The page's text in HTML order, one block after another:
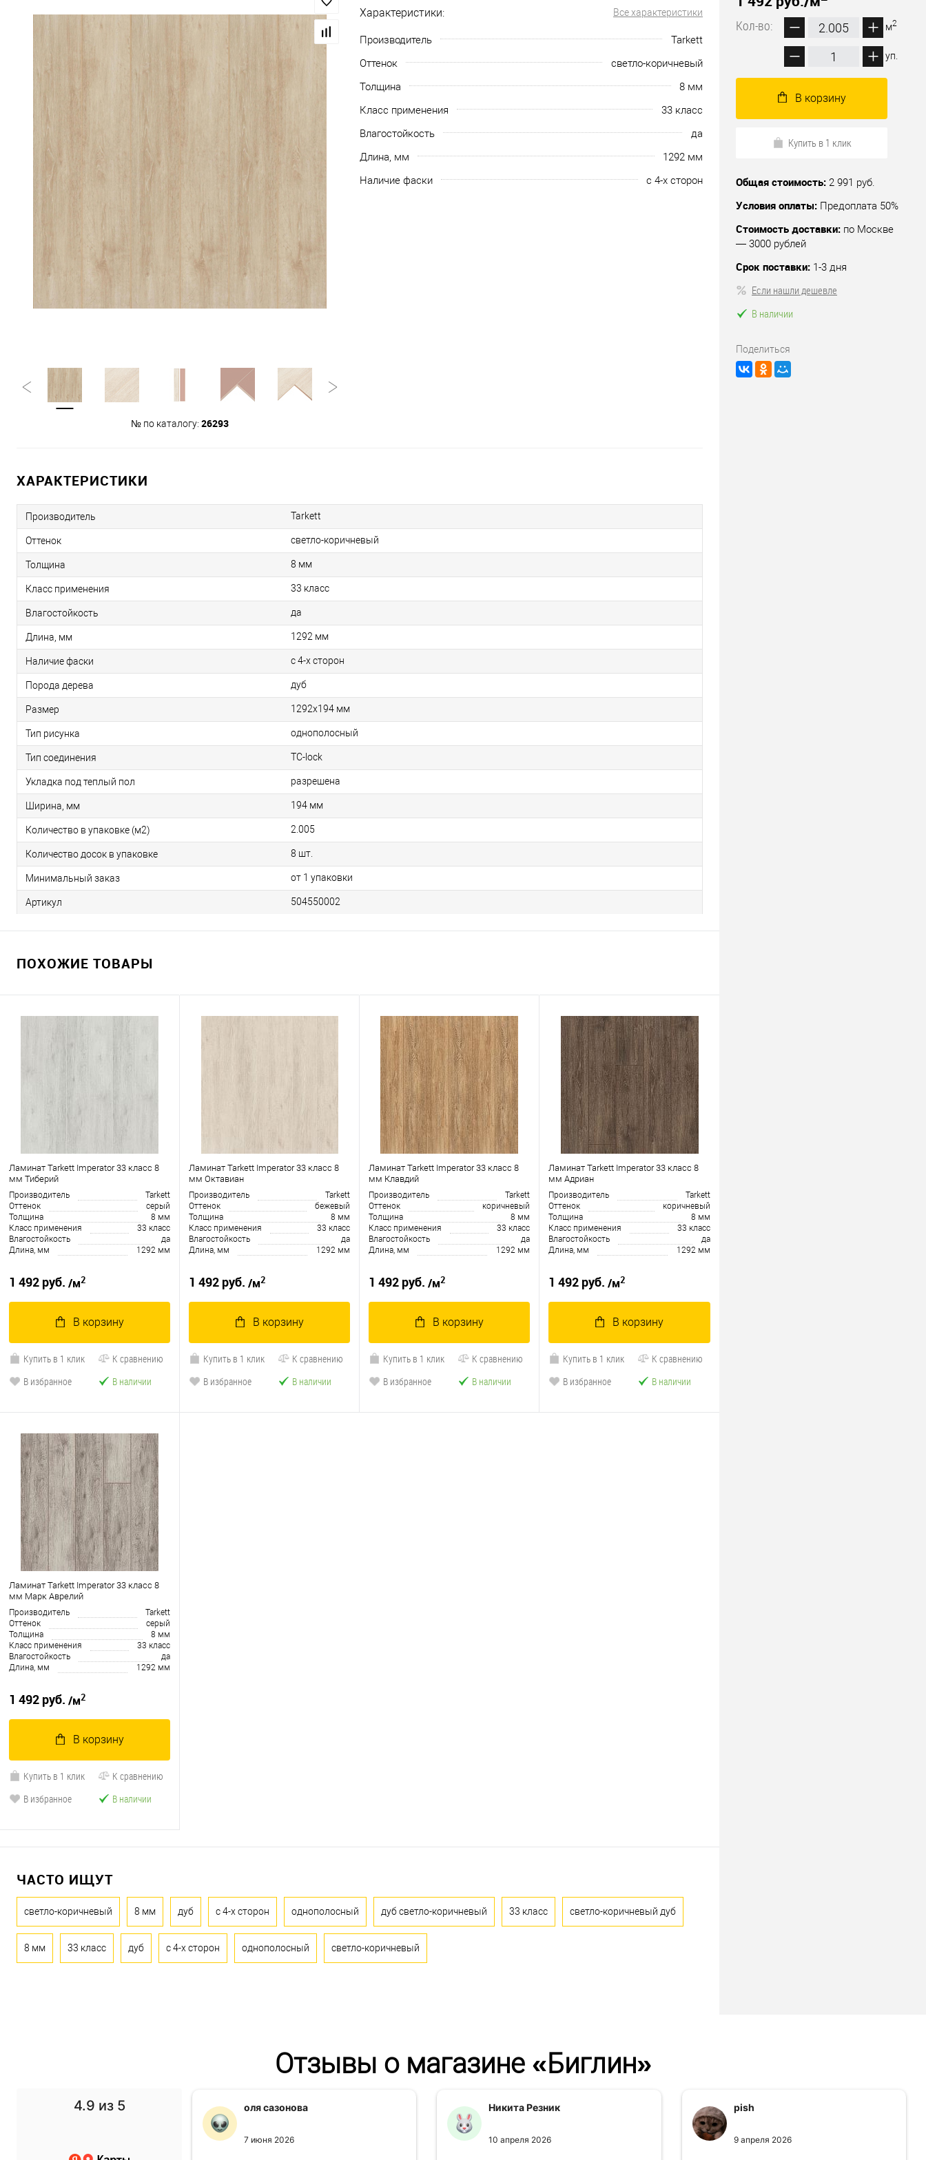
№ по каталогу: 26293
Характеристики: Все характеристики
Производитель
Tarkett
Оттенок
светло-коричневый
Толщина
8 мм
Класс применения
33 класс
Влагостойкость
да
Длина, мм
1292 мм
Наличие фаски
с 4-х сторон
ХАРАКТЕРИСТИКИ
Производитель Tarkett
Оттенок светло-коричневый
Толщина 8 мм
Класс применения 33 класс
Влагостойкость да
Длина, мм 1292 мм
Наличие фаски с 4-х сторон
Порода дерева дуб
Размер 1292х194 мм
Тип рисунка однополосный
Тип соединения TC-lock
Укладка под теплый пол разрешена
Ширина, мм 194 мм
Количество в упаковке (м2) 2.005
Количество досок в упаковке 8 шт.
Минимальный заказ от 1 упаковки
Артикул 504550002
ПОХОЖИЕ ТОВАРЫ
Ламинат Tarkett Imperator 33 класс 8
мм Тиберий
Производитель
Tarkett
Оттенок
серый
Толщина
8 мм
Класс применения
33 класс
Влагостойкость
да
Длина, мм
1292 мм
1 492 руб. /м2
В корзину
Купить в 1 клик
К сравнению
В избранное
В наличии
Ламинат Tarkett Imperator 33 класс 8
мм Октавиан
Производитель
Tarkett
Оттенок
бежевый
Толщина
8 мм
Класс применения
33 класс
Влагостойкость
да
Длина, мм
1292 мм
1 492 руб. /м2
В корзину
Купить в 1 клик
К сравнению
В избранное
В наличии
Ламинат Tarkett Imperator 33 класс 8
мм Клавдий
Производитель
Tarkett
Оттенок
коричневый
Толщина
8 мм
Класс применения
33 класс
Влагостойкость
да
Длина, мм
1292 мм
1 492 руб. /м2
В корзину
Купить в 1 клик
К сравнению
В избранное
В наличии
Ламинат Tarkett Imperator 33 класс 8
мм Адриан
Производитель
Tarkett
Оттенок
коричневый
Толщина
8 мм
Класс применения
33 класс
Влагостойкость
да
Длина, мм
1292 мм
1 492 руб. /м2
В корзину
Купить в 1 клик
К сравнению
В избранное
В наличии
Ламинат Tarkett Imperator 33 класс 8
мм Марк Аврелий
Производитель
Tarkett
Оттенок
серый
Толщина
8 мм
Класс применения
33 класс
Влагостойкость
да
Длина, мм
1292 мм
1 492 руб. /м2
В корзину
Купить в 1 клик
К сравнению
В избранное
В наличии
ЧАСТО ИЩУТ
светло-коричневый 8 мм дуб с 4-х сторон однополосный дуб светло-коричневый 33 класс светло-коричневый дуб
8 мм 33 класс дуб с 4-х сторон однополосный светло-коричневый
Кол-во:
м2
уп.
В корзину
Купить в 1 клик
Общая стоимость: 2 991 руб.
Условия оплаты: Предоплата 50%
Стоимость доставки: по Москве
— 3000 рублей
Срок поставки: 1-3 дня
Если нашли дешевле
В наличии
Поделиться
Отзывы о магазине «Биглин»
4.9 из 5 оля сазонова
7 июня 2026
Никита Резник
10 апреля 2026
pish
9 апреля 2026